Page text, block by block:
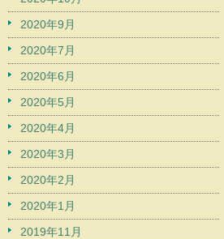
2020年9月
2020年7月
2020年6月
2020年5月
2020年4月
2020年3月
2020年2月
2020年1月
2019年11月